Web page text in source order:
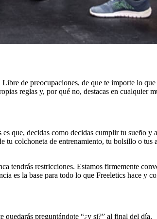
de preocupaciones, de que te importe lo
reglas y, por qué no, destacas en cualquier
que, decidas como decidas cumplir tu sueño y
colchoneta de entrenamiento, tu bolsillo o tus
tendrás restricciones. Estamos firmemente
es la base para todo lo que Freeletics hace y
preguntándote “¿y si?” al final del día.